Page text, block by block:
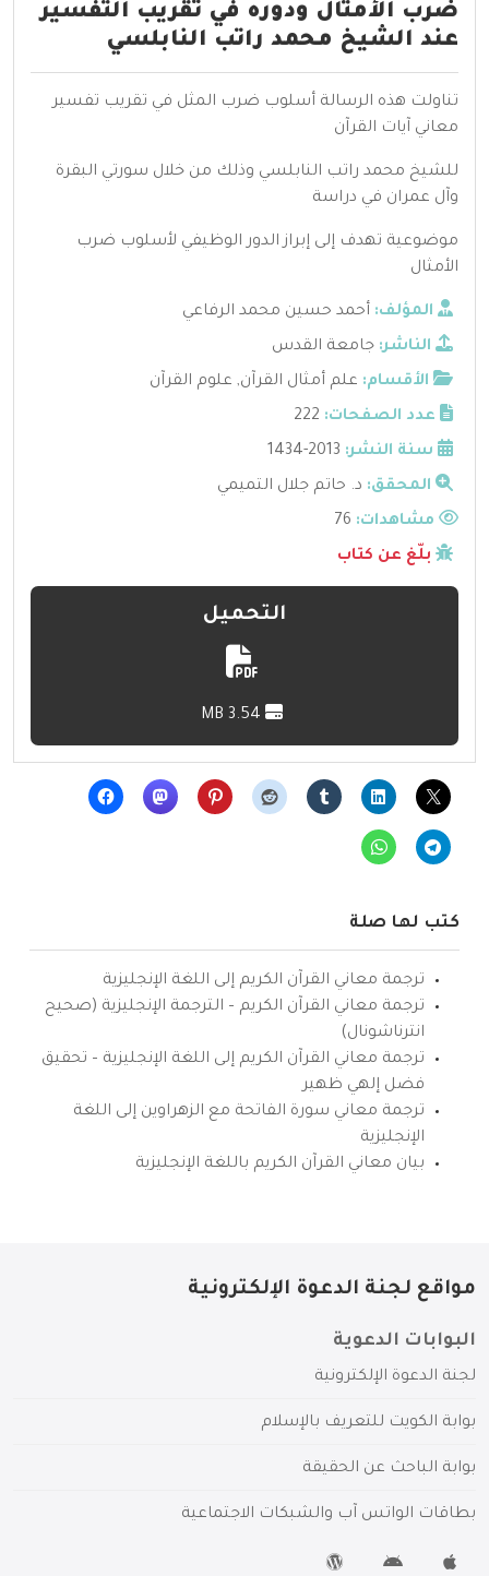
ضرب الأمثال ودوره في تقريب التفسير
عند الشيخ محمد راتب النابلسي
تناولت هذه الرسالة أسلوب ضرب المثل في تقريب تفسير
معاني آيات القرآن
للشيخ محمد راتب النابلسي وذلك من خلال سورتي البقرة
وآل عمران في دراسة
موضوعية تهدف إلى إبراز الدور الوظيفي لأسلوب ضرب
الأمثال
المؤلف: أحمد حسين محمد الرفاعي
الناشر: جامعة القدس
الأقسام: علم أمثال القرآن, علوم القرآن
عدد الصفحات: 222
سنة النشر: 2013-1434
المحقق: د. حاتم جلال التميمي
مشاهدات:
بلّغ عن كتاب
التحميل
كتب لها صلة
ترجمة معاني القرآن الكريم إلى اللغة الإنجليزية
ترجمة معاني القرآن الكريم – الترجمة الإنجليزية (صحيح
انترناشونال)
ترجمة معاني القرآن الكريم إلى اللغة الإنجليزية – تحقيق
فضل إلهي ظهير
ترجمة معاني سورة الفاتحة مع الزهراوين إلى اللغة
الإنجليزية
بيان معاني القرآن الكريم باللغة الإنجليزية
مواقع لجنة الدعوة الإلكترونية
البوابات الدعوية
لجنة الدعوة الإلكترونية
بوابة الكويت للتعريف بالإسلام
بوابة الباحث عن الحقيقة
بطاقات الواتس آب والشبكات الاجتماعية